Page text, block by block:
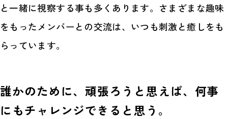
と一緒に視察する事も多くあります。さまざまな趣味
をもったメンバーとの交流は、いつも刺激と癒しをも
らっています。
誰かのために、頑張ろうと思えば、何事
にもチャレンジできると思う。